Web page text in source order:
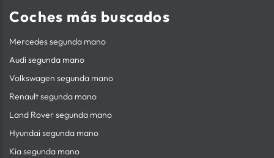
Coches más buscados
Mercedes segunda mano
Audi segunda mano
Volkswagen segunda mano
Renault segunda mano
Land Rover segunda mano
Hyundai segunda mano
Kia segunda mano